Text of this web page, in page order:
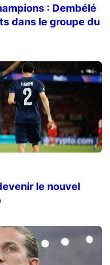
: Dembélé
dans le groupe du
le nouvel